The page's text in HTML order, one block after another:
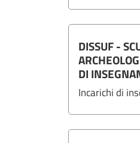
DISSUF -
DI
Incarichi di